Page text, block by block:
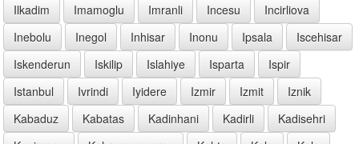
Ilkadim
Imamoglu Imranli Incesu
Incirliova
Inebolu
Inegol Inhisar Inonu Ipsala
Iscehisar
Iskenderun
Iskilip Islahiye Isparta
Ispir
Istanbul
Ivrindi Iyidere Izmir Izmit
Iznik
Kabaduz
Kabatas Kadinhani Kadirli
Kadisehri